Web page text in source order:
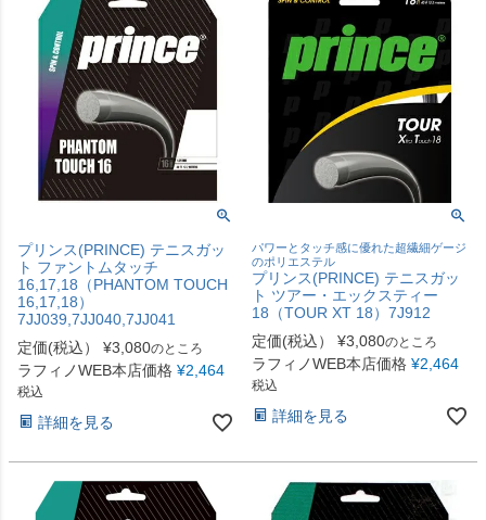
プリンス(PRINCE) テニスガッ
ト ファントムタッチ
16,17,18（PHANTOM TOUCH
16,17,18）
7JJ039,7JJ040,7JJ041
定価(税込）
¥3,080のところ
ラフィノWEB本店価格 ¥2,464
税込
詳細を見る
パワーとタッチ感に優れた超繊細ゲージ
のポリエステル
プリンス(PRINCE) テニスガッ
ト ツアー・エックスティー
18（TOUR XT 18）7J912
定価(税込）
¥3,080のところ
ラフィノWEB本店価格 ¥2,464
税込
詳細を見る